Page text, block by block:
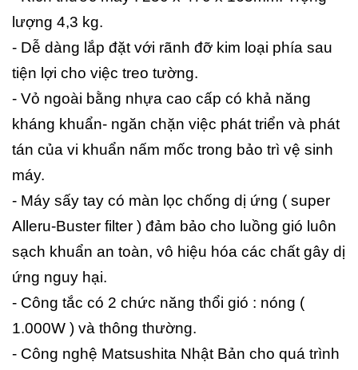
lượng 4,3 kg.
- Dễ dàng lắp đặt với rãnh đỡ kim loại phía sau
tiện lợi cho việc treo tường.
- Vỏ ngoài bằng nhựa cao cấp có khả năng
kháng khuẩn- ngăn chặn việc phát triển và phát
tán của vi khuẩn nấm mốc trong bảo trì vệ sinh
máy.
- Máy sấy tay có màn lọc chống dị ứng ( super
Alleru-Buster filter ) đảm bảo cho luồng gió luôn
sạch khuẩn an toàn, vô hiệu hóa các chất gây dị
ứng nguy hại.
- Công tắc có 2 chức năng thổi gió : nóng (
1.000W ) và thông thường.
- Công nghệ Matsushita Nhật Bản cho quá trình